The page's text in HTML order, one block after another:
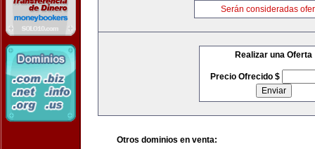
Serán consideradas
Realizar una Oferta
Precio Ofrecido $
Otros dominios en venta: